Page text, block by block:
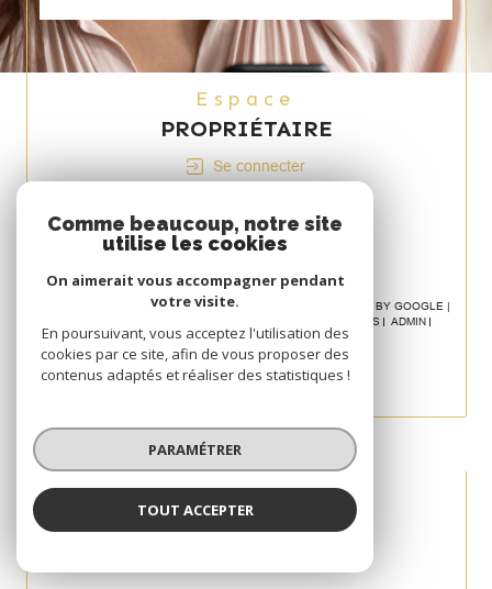
Espace
PROPRIÉTAIRE
Se connecter
Avis
CLIENT
© 2026 | TOUS DROITS RÉSERVÉS | TRADUCTION POWERED BY GOOGLE |
MENTIONS LÉGALES
ADMIN
POLITIQUE RGPD
COOKIES
Comme beaucoup, notre site
utilise les cookies
On aimerait vous accompagner pendant
votre visite.
En poursuivant, vous acceptez l'utilisation des
cookies par ce site, afin de vous proposer des
contenus adaptés et réaliser des statistiques !
PARAMÉTRER
TOUT ACCEPTER